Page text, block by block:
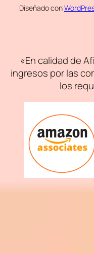
Diseñado con
«En calidad de
ingresos por las
los